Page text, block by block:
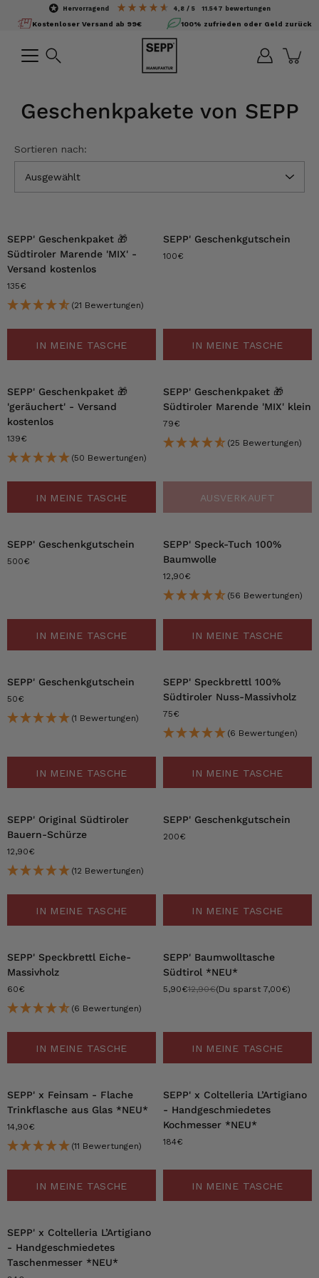
überspringen
Kostenloser Versand ab 99€
hervorragend 4,8 / 5 11.547 bewertungen
100% zufrieden oder Geld zurück
Geschenkpakete von SEPP
Sortieren nach:
Ausgewählt
SEPP' Geschenkpaket 🎁
Südtiroler Marende 'MIX' -
Versand kostenlos
135€
(21 Bewertungen)
IN MEINE TASCHE
SEPP' Geschenkgutschein
100€
IN MEINE TASCHE
SEPP' Geschenkpaket 🎁
'geräuchert' - Versand
kostenlos
139€
(50 Bewertungen)
IN MEINE TASCHE
SEPP' Geschenkpaket 🎁
Südtiroler Marende 'MIX' klein
79€
(25 Bewertungen)
AUSVERKAUFT
SEPP' Geschenkgutschein
500€
IN MEINE TASCHE
SEPP' Speck-Tuch 100%
Baumwolle
12,90€
(56 Bewertungen)
IN MEINE TASCHE
SEPP' Geschenkgutschein
50€
(1 Bewertungen)
IN MEINE TASCHE
SEPP' Speckbrettl 100%
Südtiroler Nuss-Massivholz
75€
(6 Bewertungen)
IN MEINE TASCHE
SEPP' Original Südtiroler
Bauern-Schürze
12,90€
(12 Bewertungen)
IN MEINE TASCHE
SEPP' Geschenkgutschein
200€
IN MEINE TASCHE
SEPP' Speckbrettl Eiche-
Massivholz
60€
(6 Bewertungen)
IN MEINE TASCHE
-54%
SEPP' Baumwolltasche
Südtirol *NEU*
5,90€12,90€(Du sparst 7,00€)
IN MEINE TASCHE
SEPP' x Feinsam - Flache
Trinkflasche aus Glas *NEU*
14,90€
(11 Bewertungen)
IN MEINE TASCHE
SEPP' x Coltelleria L’Artigiano
- Handgeschmiedetes
Kochmesser *NEU*
184€
IN MEINE TASCHE
SEPP' x Coltelleria L’Artigiano
- Handgeschmiedetes
Taschenmesser *NEU*